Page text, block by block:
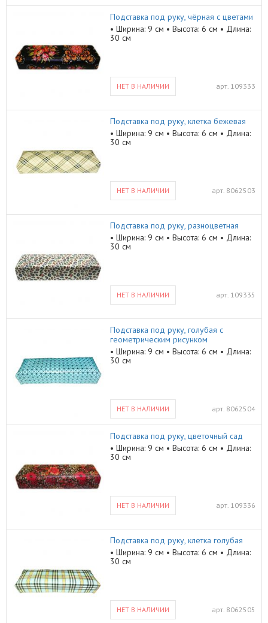
Подставка под руку, чёрная с цветами
• Ширина: 9 см • Высота: 6 см • Длина:
30 см
НЕТ В НАЛИЧИИ арт. 109333
Подставка под руку, клетка бежевая
• Ширина: 9 см • Высота: 6 см • Длина:
30 см
НЕТ В НАЛИЧИИ арт. 8062503
Подставка под руку, разноцветная
• Ширина: 9 см • Высота: 6 см • Длина:
30 см
НЕТ В НАЛИЧИИ арт. 109335
Подставка под руку, голубая с
геометрическим рисунком
• Ширина: 9 см • Высота: 6 см • Длина:
30 см
НЕТ В НАЛИЧИИ арт. 8062504
Подставка под руку, цветочный сад
• Ширина: 9 см • Высота: 6 см • Длина:
30 см
НЕТ В НАЛИЧИИ арт. 109336
Подставка под руку, клетка голубая
• Ширина: 9 см • Высота: 6 см • Длина:
30 см
НЕТ В НАЛИЧИИ арт. 8062505